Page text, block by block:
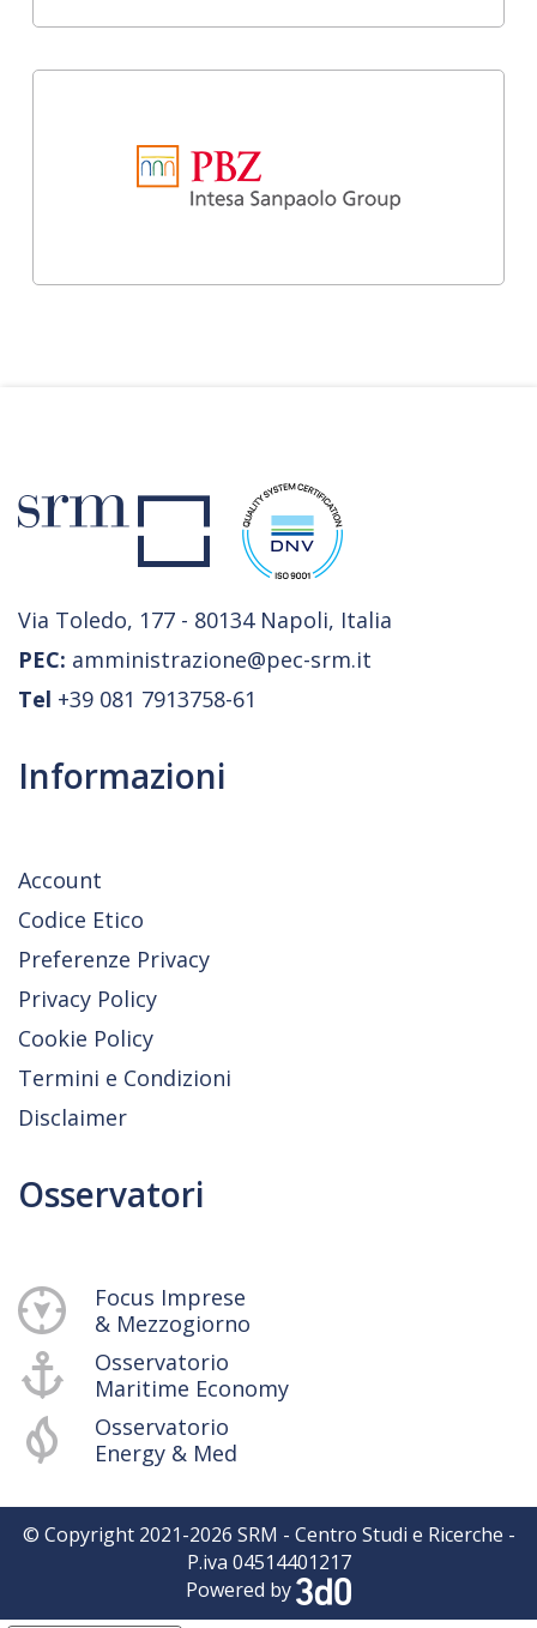
Via Toledo, 177 - 80134 Napoli, Italia
PEC: amministrazione@pec-srm.it
Tel +39 081 7913758-61
Informazioni
Account
Codice Etico
Preferenze Privacy
Privacy Policy
Cookie Policy
Termini e Condizioni
Disclaimer
Osservatori
Focus Imprese
& Mezzogiorno
Osservatorio
Maritime Economy
Osservatorio
Energy & Med
© Copyright 2021-2026 SRM - Centro Studi e Ricerche -
P.iva 04514401217
Powered by